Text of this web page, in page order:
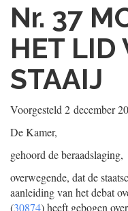
Nr. 37
HET LID
STAAIJ
Voorgesteld 2 december
De Kamer,
gehoord de beraadslaging,
overwegende, dat de
aanleiding van het debat
(30874) heeft gebogen